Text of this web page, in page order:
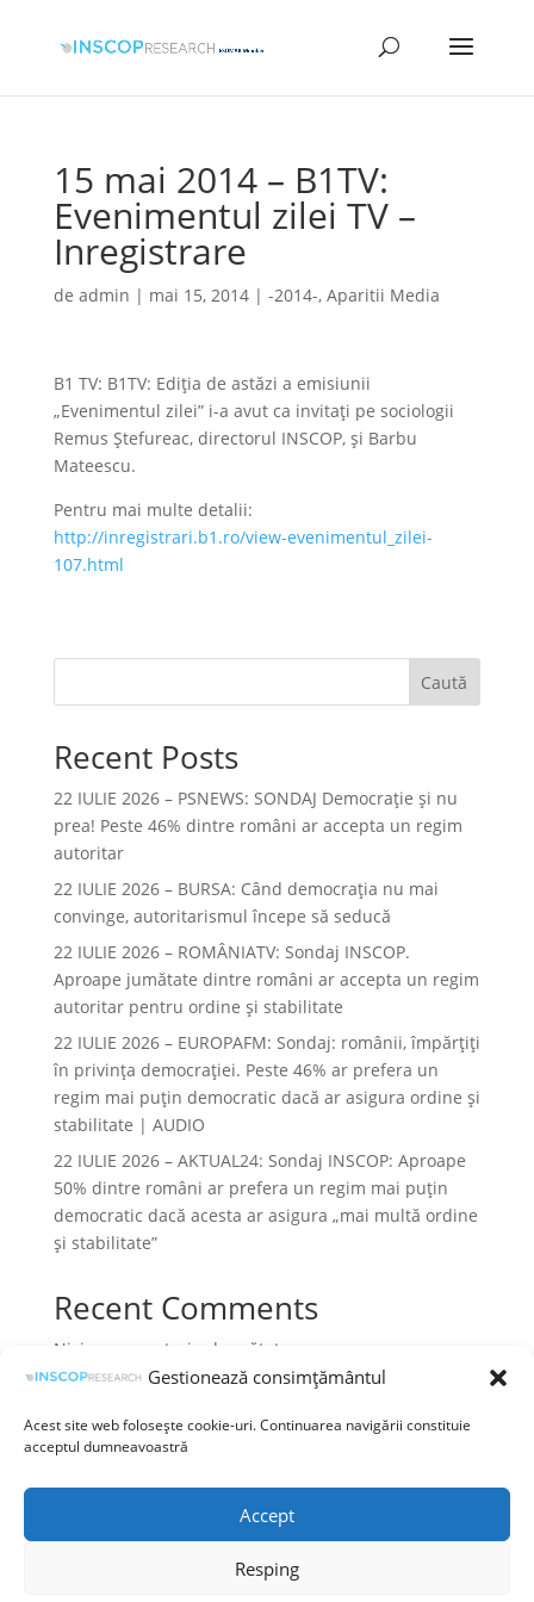
Gestionează consimțământul
Acest site web folosește cookie-uri. Continuarea navigării constituie
acceptul dumneavoastră
Accept
Resping
15 mai 2014 – B1TV:
Evenimentul zilei TV –
Inregistrare
de admin | mai 15, 2014| -2014-, Aparitii Media
B1 TV: B1TV: Ediția de astăzi a emisiunii
„Evenimentul zilei” i-a avut ca invitați pe sociologii
Remus Ștefureac, directorul INSCOP, și Barbu
Mateescu.
Pentru mai multe detalii:
http://inregistrari.b1.ro/view-evenimentul_zilei-
107.html
Caută
Recent Posts
22 IULIE 2026 – PSNEWS: SONDAJ Democrație și nu
prea! Peste 46% dintre români ar accepta un regim
autoritar
22 IULIE 2026 – BURSA: Când democraţia nu mai
convinge, autoritarismul începe să seducă
22 IULIE 2026 – ROMÂNIATV: Sondaj INSCOP.
Aproape jumătate dintre români ar accepta un regim
autoritar pentru ordine și stabilitate
22 IULIE 2026 – EUROPAFM: Sondaj: românii, împărțiți
în privința democrației. Peste 46% ar prefera un
regim mai puțin democratic dacă ar asigura ordine și
stabilitate | AUDIO
22 IULIE 2026 – AKTUAL24: Sondaj INSCOP: Aproape
50% dintre români ar prefera un regim mai puțin
democratic dacă acesta ar asigura „mai multă ordine
și stabilitate”
Recent Comments
Niciun comentariu de arătat.
Prelucrarea datelor cu caracter personal
Politica cookies